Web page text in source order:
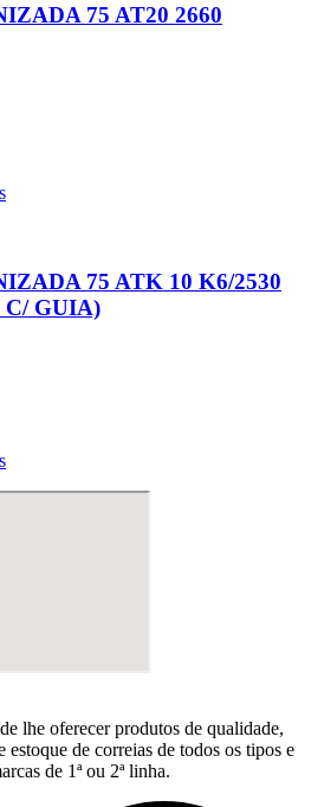
75 AT20 2660
75 ATK 10 K6/2530
C/ GUIA)
lhe oferecer produtos de qualidade,
de correias de todos os tipos e
de 1ª ou 2ª linha.